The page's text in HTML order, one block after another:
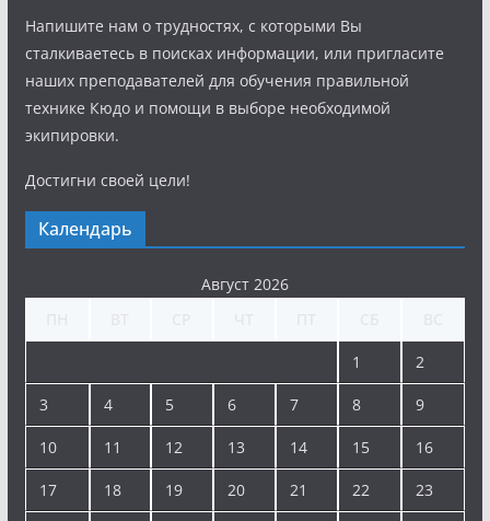
Напишите нам о трудностях, с которыми Вы
сталкиваетесь в поисках информации, или пригласите
наших преподавателей для обучения правильной
технике Кюдо и помощи в выборе необходимой
экипировки.
Достигни своей цели!
Календарь
Август 2026
1 2
3 4 5 6 7 8 9
10 11 12 13 14 15 16
17 18 19 20 21 22 23